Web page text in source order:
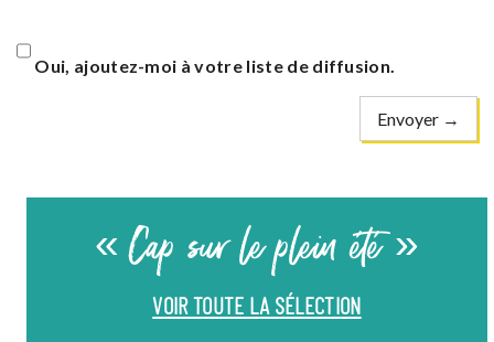
Oui, ajoutez-moi à votre liste de diffusion.
« Cap sur le plein été »
VOIR TOUTE LA SÉLECTION